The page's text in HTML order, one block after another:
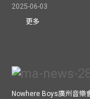
2025-06-03
更多
Nowhere Boys廣州音樂